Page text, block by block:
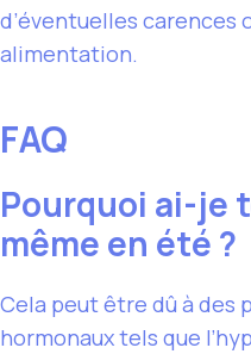
d’éventuelles carences
alimentation.
FAQ
Pourquoi ai-je
même en été ?
Cela peut être dû à des
hormonaux tels que